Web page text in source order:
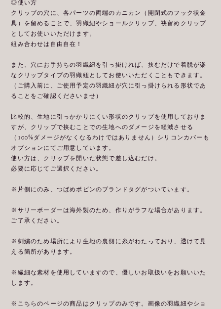
◎使い方
クリップの穴に、各パーツの両端のカニカン（開閉式のフック状金
具）を留めることで、羽織紐やショールクリップ、袂留めクリップ
としてお使いいただけます。
組み合わせは自由自在！
また、穴にお手持ちの羽織紐を引っ掛ければ、挟むだけで着脱が楽
なクリップタイプの羽織紐としてお使いいただくこともできます。
（ご購入前に、ご使用予定の羽織紐が穴に引っ掛けられる形状であ
ることをご確認くださいませ）
比較的、生地に引っかかりにくい形状のクリップを使用しておりま
すが、クリップで挟むことでの生地へのダメージを軽減させる
（100%ダメージがなくなるわけではありません）シリコンカバーも
オプションにてご用意しています。
使い方は、クリップを開いた状態で差し込むだけ。
必要に応じてご選択ください。
※片側にのみ、つばめボビンのブランドタグがついています。
※サリーボーダーは海外製のため、作りがラフな場合があります。
ご了承ください。
※刺繍のため場所により生地の裏側に糸がわたっており、透けて見
える箇所があります。
※繊細な素材を使用していますので、優しいお取扱いをお願いいた
します。
※こちらのページの商品はクリップのみです。画像の羽織紐やショ